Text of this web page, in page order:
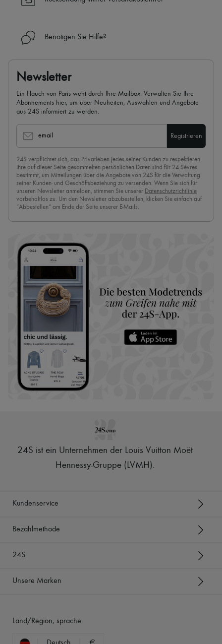
Mehr erfahren über 24S, ein Haus aus der LVMH-Gruppe
Benötigen Sie Hilfe?
Newsletter
Ein Hauch von Paris weht durch Ihre Mailbox. Verwalten Sie Ihre
Abonnements hier, um über Neuheiten, Auswahlen und Angebote
aus 24S informiert zu werden.
email Registrieren
24S verpflichtet sich, das Privatleben jedes seiner Kunden zu respektieren.
Ihre auf dieser Seite gesammelten persönlichen Daten sind für 24 Sèvres
bestimmt, um Mitteilungen über die Angebote von 24S für die Verwaltung
seiner Kunden- und Geschäftsbeziehung zu versenden. Wenn Sie sich für
unseren Newsletter anmelden, stimmen Sie unserer Datenschutzrichtlinie
vorbehaltlos zu. Um den Newsletter abzubestellen, klicken Sie einfach auf
“Abbestellen” am Ende der Seite unserer E-Mails.
24S ist ein Unternehmen der Louis Vuitton Moët
Hennessy-Gruppe (LVMH).
Kundenservice
Bezahlmethode
24S
Unsere Marken
Land/Region, sprache